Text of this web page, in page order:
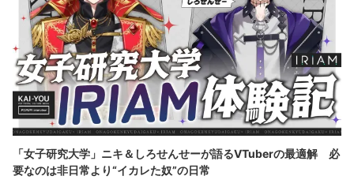
「女子研究大学」ニキ＆しろせんせーが語るVTuberの最適解 必
要なのは非日常より“イカレた奴”の日常